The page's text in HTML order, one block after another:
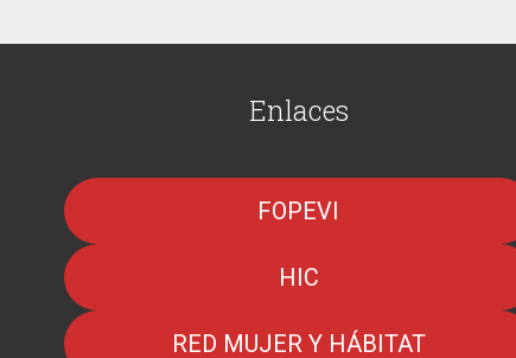
Enlaces
FOPEVI
HIC
RED MUJER Y HÁBITAT